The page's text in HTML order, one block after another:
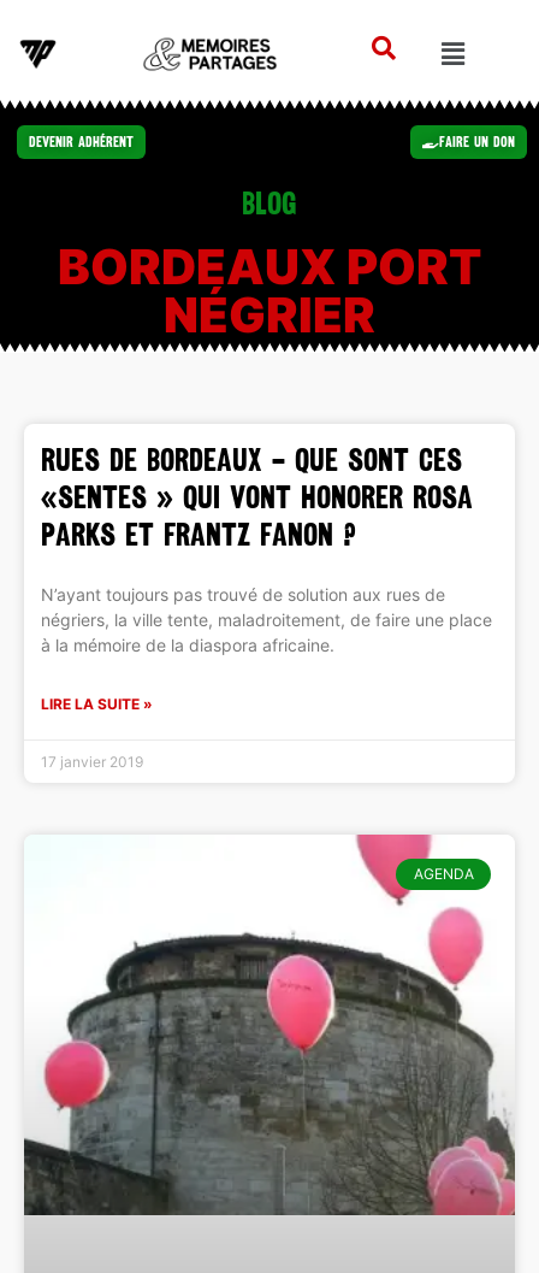
Devenir Adhérent Faire un Don
Blog
BORDEAUX PORT
NÉGRIER
RUES DE BORDEAUX – Que sont ces
«sentes » qui vont honorer Rosa
Parks et Frantz Fanon ?
N’ayant toujours pas trouvé de solution aux rues de
négriers, la ville tente, maladroitement, de faire une place
à la mémoire de la diaspora africaine.
LIRE LA SUITE »
17 janvier 2019
AGENDA